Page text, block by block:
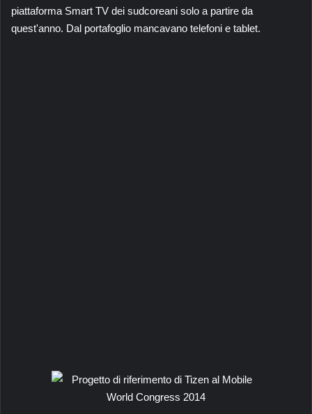
piattaforma Smart TV dei sudcoreani solo a partire da
quest'anno. Dal portafoglio mancavano telefoni e tablet.